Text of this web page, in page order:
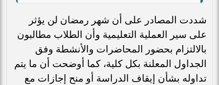
شددت المصادر على أن شهر رمضان لن يؤثر
على سير العملية التعليمية وأن الطلاب مطالبون
بالالتزام بحضور المحاضرات والأنشطة وفق
الجداول المعلنة بكل كلية، كما أوضحت أن ما يتم
تداوله بشأن إيقاف الدراسة أو منح إجازات مع